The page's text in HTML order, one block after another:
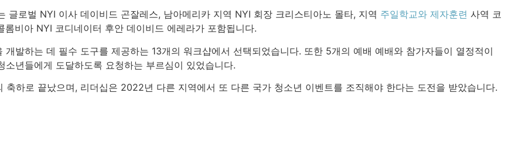
글로벌 NYI 이사 데이비드 곤잘레스, 남아메리카 지역 NYI 회장 크리스티아노 몰타, 지역 주일학교와 제자훈련 사역 코
롬비아 NYI 코디네이터 후안 데이비드 에레라가 포함됩니다.
개발하는 데 필수 도구를 제공하는 13개의 워크샵에서 선택되었습니다. 또한 5개의 예배 예배와 참가자들이 열정적이
년들에게 도달하도록 요청하는 부르심이 있었습니다.
축하로 끝났으며, 리더십은 2022년 다른 지역에서 또 다른 국가 청소년 이벤트를 조직해야 한다는 도전을 받았습니다.